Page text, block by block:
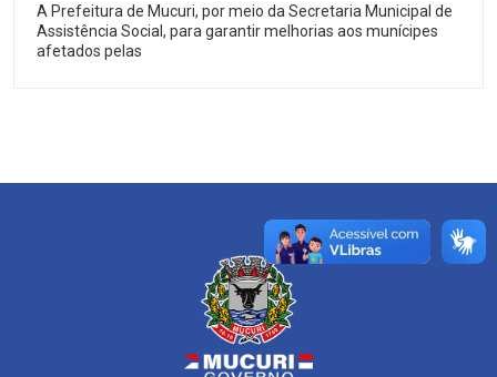
A Prefeitura de Mucuri, por meio da Secretaria Municipal de
Assistência Social, para garantir melhorias aos munícipes
afetados pelas